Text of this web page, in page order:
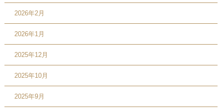
2026年2月
2026年1月
2025年12月
2025年10月
2025年9月